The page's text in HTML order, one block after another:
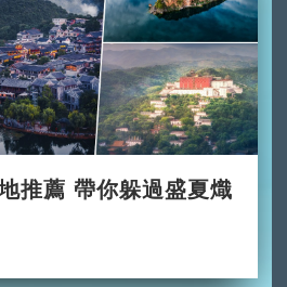
推薦 帶你躲過盛夏熾